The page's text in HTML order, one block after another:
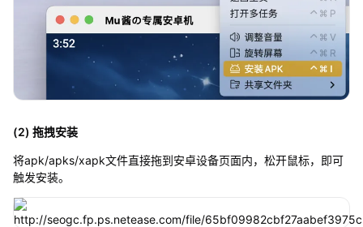
(2) 拖拽安装
将apk/apks/xapk文件直接拖到安卓设备页面内，松开鼠标，即可
触发安装。